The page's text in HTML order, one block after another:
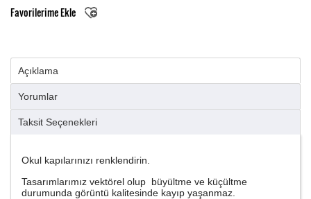
Favorilerime Ekle
Açıklama
Yorumlar
Taksit Seçenekleri
Okul kapılarınızı renklendirin.
Tasarımlarımız vektörel olup büyültme ve küçültme
durumunda görüntü kalitesinde kayıp yaşanmaz.